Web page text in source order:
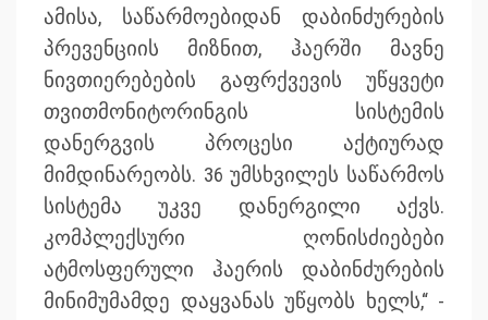
ამისა, საწარმოებიდან დაბინძურების
პრევენციის მიზნით, ჰაერში მავნე
ნივთიერებების გაფრქვევის უწყვეტი
თვითმონიტორინგის სისტემის
დანერგვის პროცესი აქტიურად
მიმდინარეობს. 36 უმსხვილეს საწარმოს
სისტემა უკვე დანერგილი აქვს.
კომპლექსური ღონისძიებები
ატმოსფერული ჰაერის დაბინძურების
მინიმუმამდე დაყვანას უწყობს ხელს,“ -